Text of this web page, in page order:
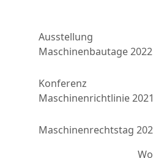
Ausstellung
Maschinenbautage 2022
Konferenz
Maschinenrichtlinie
Maschinenrechtstag